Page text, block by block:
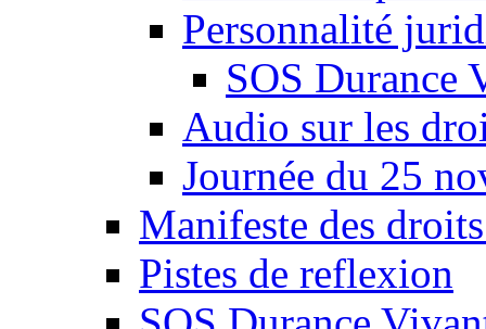
Personnalité
SOS Durance
Audio sur les
Journée du 25
Manifeste des
Pistes de reflexion